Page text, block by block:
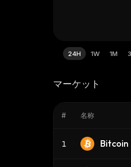
24H 1W 1M
マーケット
# 名称
1 Bitcoin